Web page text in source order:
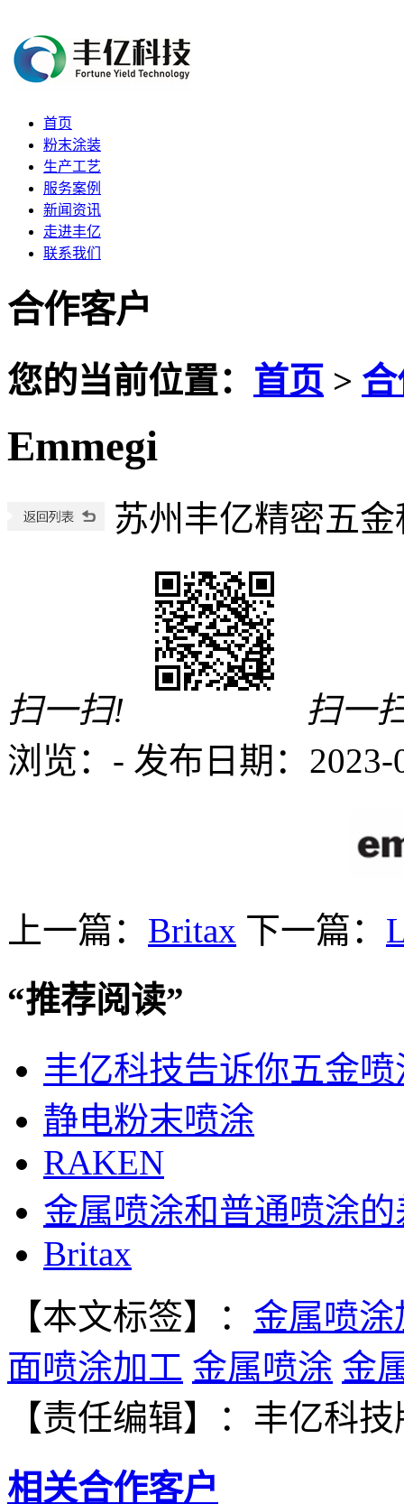
首页
粉末涂装
生产工艺
服务案例
新闻资讯
走进丰亿
联系我们
合作客户
您的当前位置： 首页 >
Emmegi
苏州丰亿精密五
扫一扫!
扫一
浏览： - 发布日期：2023-
上一篇： Britax 下一篇：
“推荐阅读”
丰亿科技告诉你五金
静电粉末喷涂
RAKEN
金属喷涂和普通喷涂
Britax
【本文标签】： 金属喷涂
面喷涂加工 金属喷涂 金
【责任编辑】： 丰亿科技
相关合作客户